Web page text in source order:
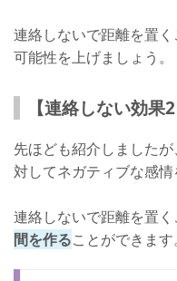
連絡しないで距離を置
可能性を上げましょう。
【連絡しない効
先ほども紹介しました
対してネガティブな感情
連絡しないで距離を置く
間を作ることができます。